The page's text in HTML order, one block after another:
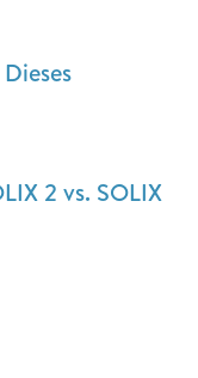
2 vs. SOLIX